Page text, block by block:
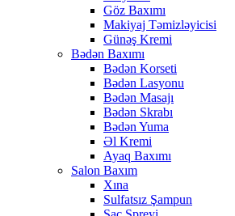
Göz Baxımı
Makiyaj Təmizləyicisi
Günəş Kremi
Bədən Baxımı
Bədən Korseti
Bədən Lasyonu
Bədən Masajı
Bədən Skrabı
Bədən Yuma
Əl Kremi
Ayaq Baxımı
Salon Baxım
Xına
Sulfatsız Şampun